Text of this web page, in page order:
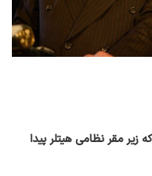
مقر نظامی هیتلر پیدا